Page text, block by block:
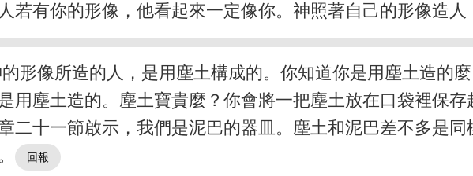
若有你的形像，他看起來一定像你。神照著自己的形像造人
形像所造的人，是用塵土構成的。你知道你是用塵土造的
用塵土造的。塵土寶貴麼？你會將一把塵土放在口袋裡保存
二十一節啟示，我們是泥巴的器皿。塵土和泥巴差不多是